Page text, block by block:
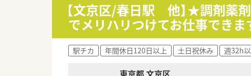
【文京区/春日駅 他】★調剤薬
でメリハリつけてお仕事でき
駅チカ 年間休日120日以上 土日祝休み 週32h
東京都 文京区